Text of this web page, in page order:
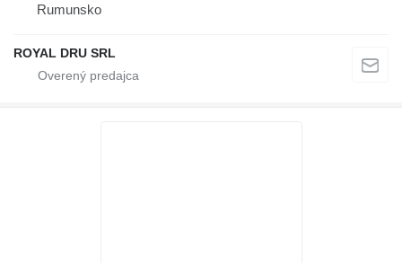
Rumunsko
ROYAL DRU SRL